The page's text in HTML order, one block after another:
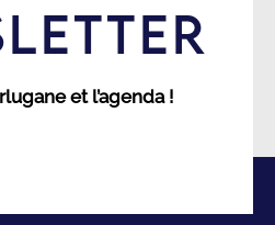
et l’agenda !